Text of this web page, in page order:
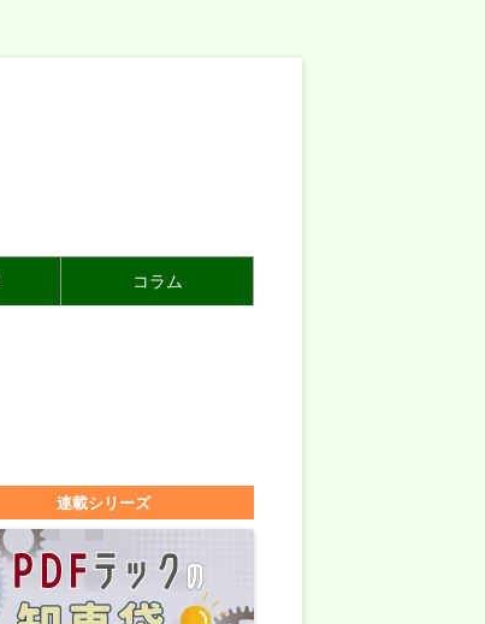
コラム
連載シリーズ